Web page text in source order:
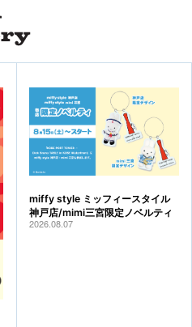
miffy style ミッフィースタイル
神戸店/mimi三宮限定ノベルティ
2026.08.07